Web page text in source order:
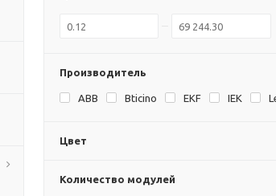
Производитель
ABB Bticino EKF IEK
Цвет
Количество модулей